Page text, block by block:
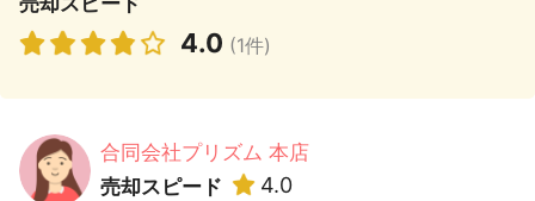
4.0 (1件)
合同会社プリズム 本店
売却スピード
4.0